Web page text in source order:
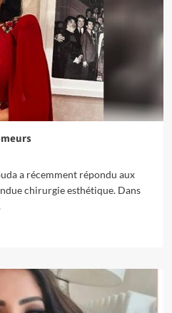
a récemment répondu aux
chirurgie esthétique. Dans